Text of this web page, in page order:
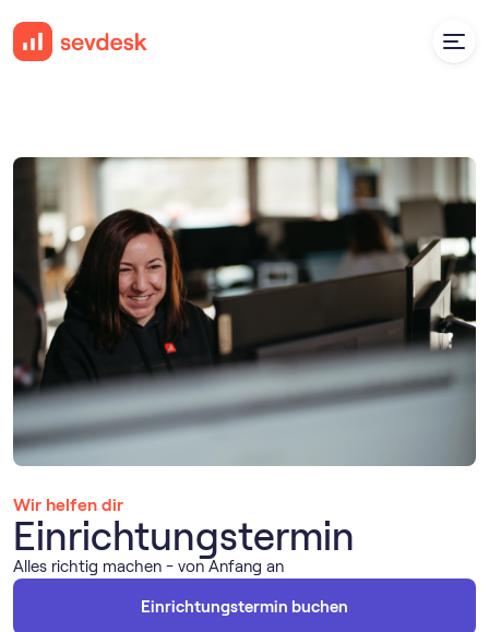
Wir helfen dir
Einrichtungstermin
Alles richtig machen - von Anfang an
Einrichtungstermin buchen